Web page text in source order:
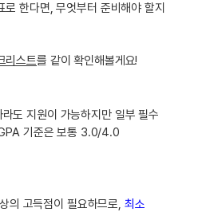
한다면, 무엇부터 준비해야 할지
리스트를 같이 확인해볼게요!
도 지원이 가능하지만 일부 필수
기준은 보통 3.0/4.0
의 고득점이 필요하므로, 최소